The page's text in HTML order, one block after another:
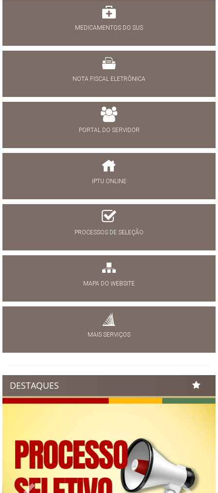
MEDICAMENTOS DO SUS
NOTA FISCAL ELETRÔNICA
PORTAL DO SERVIDOR
IPTU ONLINE
PROCESSOS DE SELEÇÃO
MAPA DO WEBSITE
MAIS SERVIÇOS
DESTAQUES
Previous Next